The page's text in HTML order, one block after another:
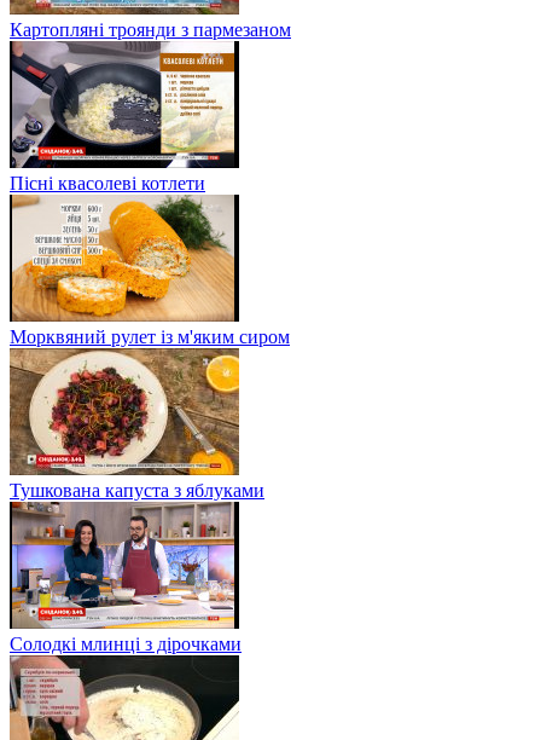
Картопляні троянди з пармезаном
Пісні квасолеві котлети
Морквяний рулет із м'яким сиром
Тушкована капуста з яблуками
Солодкі млинці з дірочками